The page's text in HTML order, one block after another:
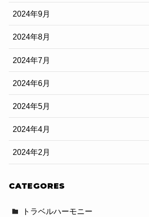
2024年9月
2024年8月
2024年7月
2024年6月
2024年5月
2024年4月
2024年2月
CATEGORES
トラベルハーモニー